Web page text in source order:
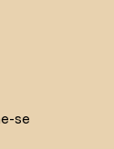
se